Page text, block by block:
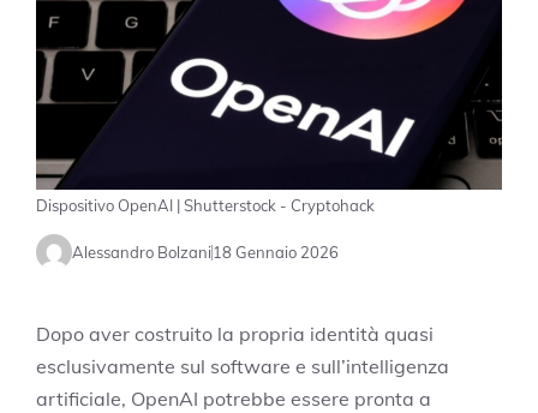
Dispositivo OpenAI | Shutterstock - Cryptohack
Alessandro Bolzani18 Gennaio 2026
Dopo aver costruito la propria identità quasi
esclusivamente sul software e sull’intelligenza
artificiale, OpenAI potrebbe essere pronta a